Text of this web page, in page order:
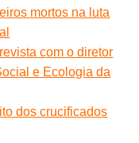
mortos na luta
com o diretor
e Ecologia da
dos crucificados